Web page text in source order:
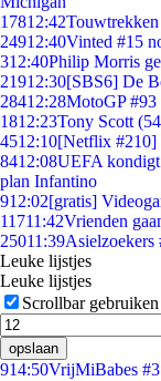
17812:42
24912:40Vinted #15
312:40Philip Morris
21912:30[SBS6] De
28412:28MotoGP #93
1812:23Tony Scott
4512:10[Netflix
8412:08UEFA
plan Infantino
912:02[gratis]
11711:42Vrienden
25011:39Asielzoekers
Leuke lijstjes
Leuke lijstjes
Scrollbar gebruiken
opslaan
914:50VrijMiBabes